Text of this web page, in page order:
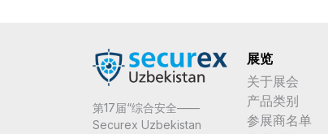
第17届“综合安全——
Securex Uzbekistan
展览
关于展会
产品类别
参展商名单